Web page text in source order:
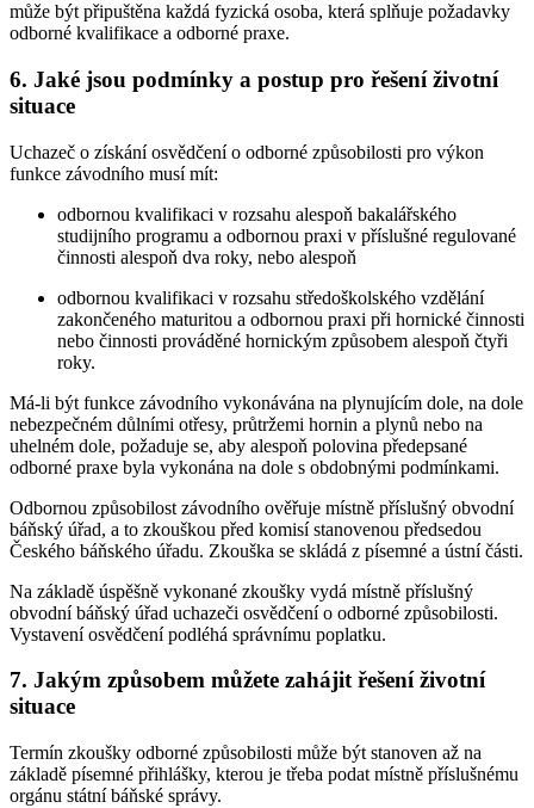
může být připuštěna každá fyzická osoba, která splňuje požadavky
odborné kvalifikace a odborné praxe.
6. Jaké jsou podmínky a postup pro řešení životní
situace
Uchazeč o získání osvědčení o odborné způsobilosti pro výkon
funkce závodního musí mít:
odbornou kvalifikaci v rozsahu alespoň bakalářského
studijního programu a odbornou praxi v příslušné regulované
činnosti alespoň dva roky, nebo alespoň
odbornou kvalifikaci v rozsahu středoškolského vzdělání
zakončeného maturitou a odbornou praxi při hornické činnosti
nebo činnosti prováděné hornickým způsobem alespoň čtyři
roky.
Má-li být funkce závodního vykonávána na plynujícím dole, na dole
nebezpečném důlními otřesy, průtržemi hornin a plynů nebo na
uhelném dole, požaduje se, aby alespoň polovina předepsané
odborné praxe byla vykonána na dole s obdobnými podmínkami.
Odbornou způsobilost závodního ověřuje místně příslušný obvodní
báňský úřad, a to zkouškou před komisí stanovenou předsedou
Českého báňského úřadu. Zkouška se skládá z písemné a ústní části.
Na základě úspěšně vykonané zkoušky vydá místně příslušný
obvodní báňský úřad uchazeči osvědčení o odborné způsobilosti.
Vystavení osvědčení podléhá správnímu poplatku.
7. Jakým způsobem můžete zahájit řešení životní
situace
Termín zkoušky odborné způsobilosti může být stanoven až na
základě písemné přihlášky, kterou je třeba podat místně příslušnému
orgánu státní báňské správy.